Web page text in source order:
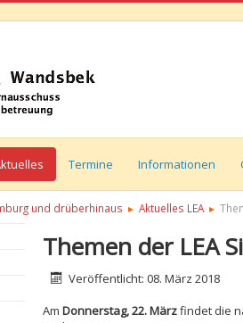
Termine Informationen
und drüberhinaus Aktuelles LEA
Themen der LEA
DetailsVeröffentlicht: 08. März 2018
Am Donnerstag, 22. Märzfindet die